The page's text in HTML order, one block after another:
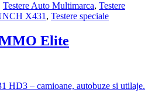
Testere Auto Multimarca, Testere
X431 , Testere speciale
Elite